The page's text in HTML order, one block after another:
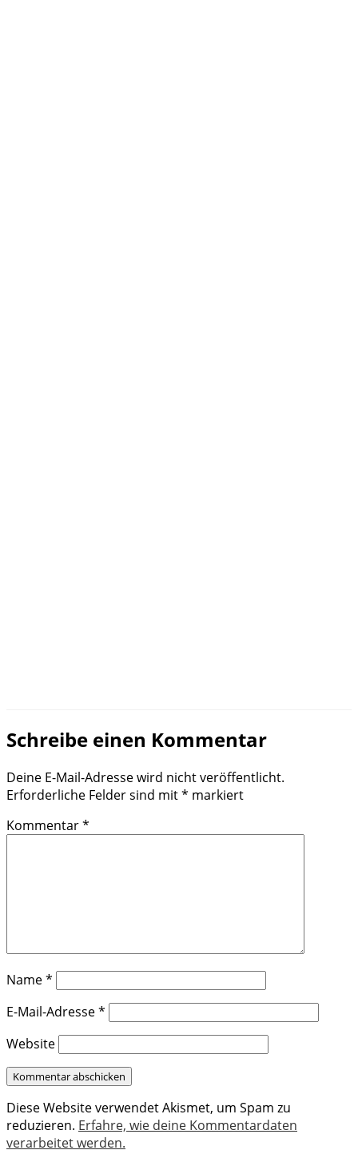
Schreibe einen Kommentar
Deine E-Mail-Adresse wird nicht veröffentlicht.
Erforderliche Felder sind mit* markiert
Kommentar*
Name*
E-Mail-Adresse*
Website
Diese Website verwendet Akismet, um Spam zu
reduzieren. Erfahre, wie deine Kommentardaten
verarbeitet werden.